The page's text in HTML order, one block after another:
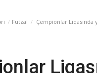
Futzal Çempionlar